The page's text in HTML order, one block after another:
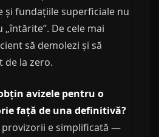
și fundațiile superficiale nu
De cele mai
să demolezi și să
de la zero.
avizele pentru o
față de una definitivă?
e simplificată —